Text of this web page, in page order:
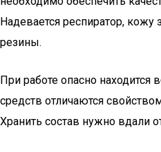
Надевается респиратор,
резины.
При работе опасно находится
средств отличаются
Хранить состав нужно вдали